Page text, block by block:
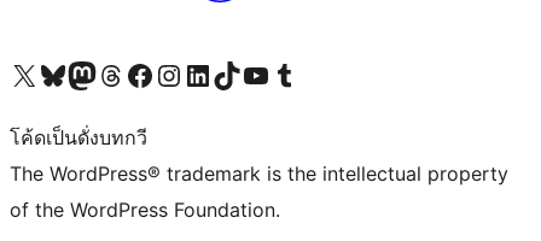
Visit our X (formerly Twitter) account
Visit our Bluesky account
Visit our Mastodon account
Visit our Threads account
Visit our Facebook page
Visit our Instagram account
Visit our LinkedIn account
Visit our TikTok account
Visit our YouTube channel
Visit our Tumblr account
โค้ดเป็นดั่งบทกวี
The WordPress® trademark is the intellectual property
of the WordPress Foundation.